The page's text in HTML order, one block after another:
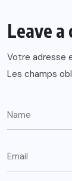
Leave a
Votre adresse
Les champs